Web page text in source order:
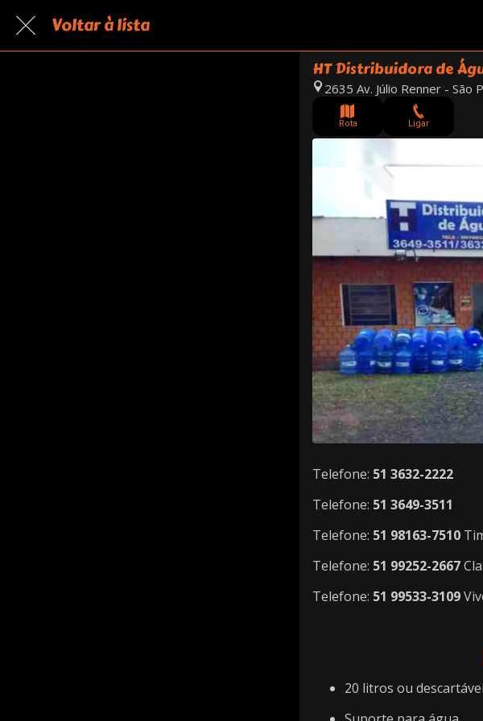
Voltar à lista
HT Distribuidora de
2635 Av. Júlio Renner - São
Rota Ligar
Telefone: 51 3632-2222
Telefone: 51 3649-3511
Telefone: 51 98163-7510
Telefone: 51 99252-2667
Telefone: 51 99533-3109
20 litros ou